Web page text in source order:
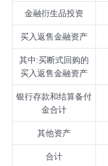
金融衍生品投资
买入返售金融资产
其中:买断式回购的
买入返售金融资产
银行存款和结算备付
金合计
其他资产
合计